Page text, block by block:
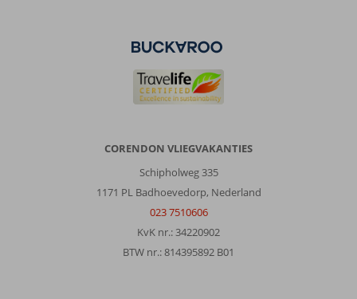
CORENDON VLIEGVAKANTIES
Schipholweg 335
1171 PL Badhoevedorp, Nederland
023 7510606
KvK nr.: 34220902
BTW nr.: 814395892 B01